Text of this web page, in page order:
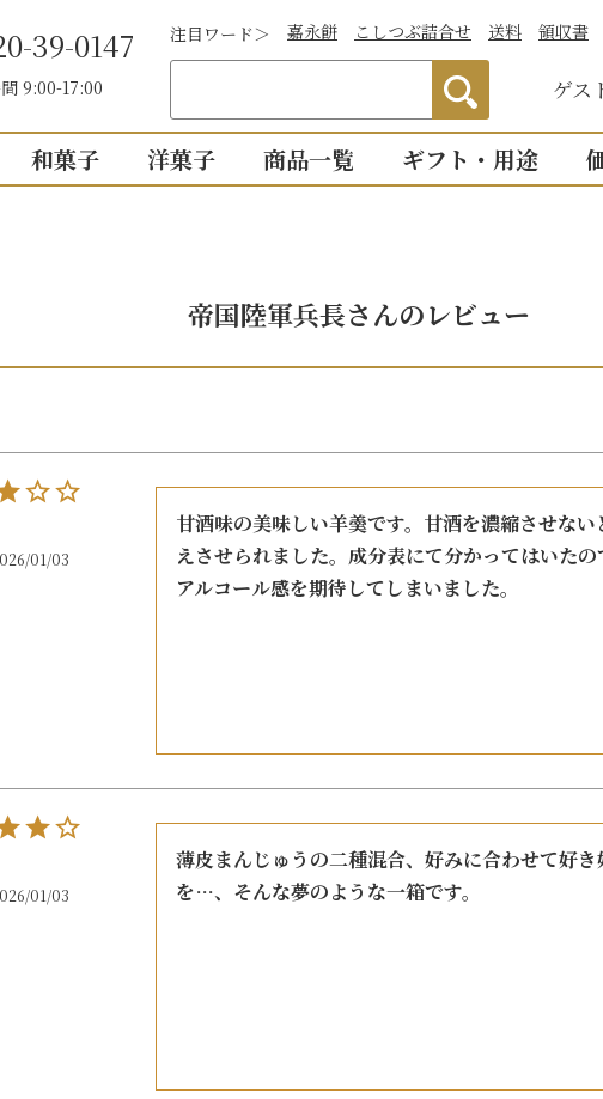
39-0147
9:00-17:00
注目ワード＞ 嘉永餅 こしつぶ詰合せ 送料 領収書
ゲス
10個入り
せいろ薄皮
ついつい
【かす紙包み】贈答・薄
和菓子 洋菓子 商品一覧
全商品一覧
ギフト・用途
祝い
入学のお祝返し
の内祝い・お返し
出産祝い
誕生日・長寿のお祝い
お
プチ
手提
帝国陸軍兵長さんのレビュー
01/03
甘酒味の美味しい羊羮です。甘酒を濃縮させな
えさせられました。成分表にて分かってはいた
アルコール感を期待してしまいました。
01/03
薄皮まんじゅうの二種混合、好みに合わせて好
を…、そんな夢のような一箱です。